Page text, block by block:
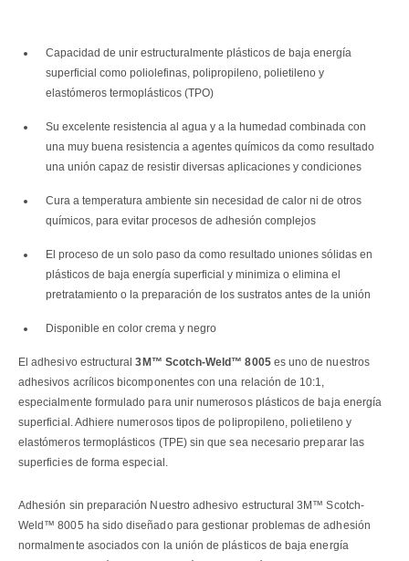
Capacidad de unir estructuralmente plásticos de baja energía
superficial como poliolefinas, polipropileno, polietileno y
elastómeros termoplásticos (TPO)
Su excelente resistencia al agua y a la humedad combinada con
una muy buena resistencia a agentes químicos da como resultado
una unión capaz de resistir diversas aplicaciones y condiciones
Cura a temperatura ambiente sin necesidad de calor ni de otros
químicos, para evitar procesos de adhesión complejos
El proceso de un solo paso da como resultado uniones sólidas en
plásticos de baja energía superficial y minimiza o elimina el
pretratamiento o la preparación de los sustratos antes de la unión
Disponible en color crema y negro
El adhesivo estructural3M™ Scotch-Weld™ 8005 es uno de nuestros
adhesivos acrílicos bicomponentes con una relación de 10:1,
especialmente formulado para unir numerosos plásticos de baja energía
superficial. Adhiere numerosos tipos de polipropileno, polietileno y
elastómeros termoplásticos (TPE) sin que sea necesario preparar las
superficies de forma especial.
Adhesión sin preparación Nuestro adhesivo estructural 3M™ Scotch-
Weld™ 8005 ha sido diseñado para gestionar problemas de adhesión
normalmente asociados con la unión de plásticos de baja energía